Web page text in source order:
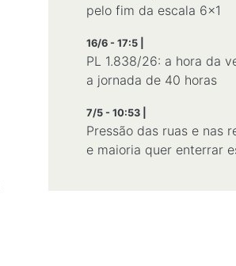
pelo fim da escala 6×1
16/6 - 17:5 |
PL 1.838/26: a hora da
a jornada de 40 horas
7/5 - 10:53 |
Pressão das ruas e nas
e maioria quer enterrar